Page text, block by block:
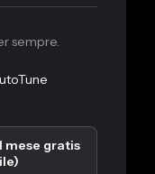
sempre.
mese gratis